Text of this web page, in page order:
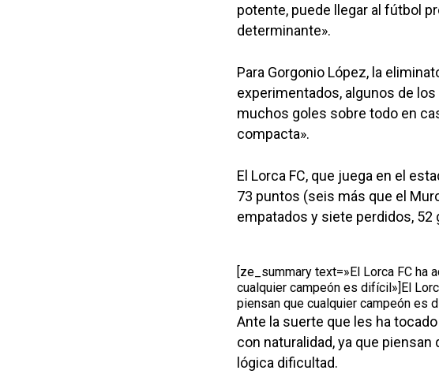
potente, puede llegar al fútbol
determinante».
Para Gorgonio López, la
experimentados, algunos de
muchos goles sobre todo en
compacta».
El Lorca FC, que juega en el
73 puntos (seis más que el
empatados y siete perdidos, 52
[ze_summary text=»El Lorca FC ha
cualquier campeón es difícil»]El
piensan que cualquier campeón es
Ante la suerte que les ha
con naturalidad, ya que
lógica dificultad.